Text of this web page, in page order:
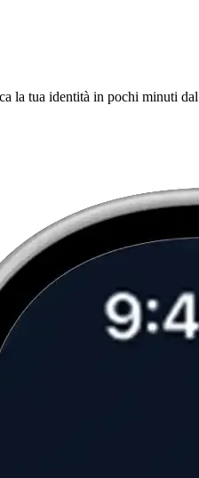
la tua identità in pochi minuti dal